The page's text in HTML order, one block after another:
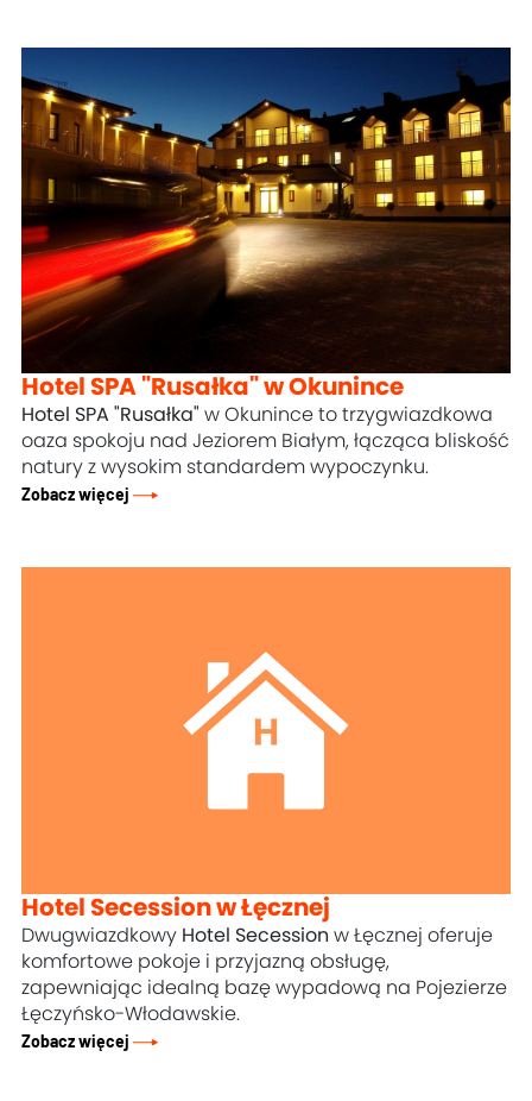
Hotel SPA "Rusałka" w Okunince
Hotel SPA "Rusałka" w Okunince to trzygwiazdkowa
oaza spokoju nad Jeziorem Białym, łącząca bliskość
natury z wysokim standardem wypoczynku.
Zobacz więcej
Hotel Secession w Łęcznej
Dwugwiazdkowy Hotel Secession w Łęcznej oferuje
komfortowe pokoje i przyjazną obsługę,
zapewniając idealną bazę wypadową na Pojezierze
Łęczyńsko-Włodawskie.
Zobacz więcej